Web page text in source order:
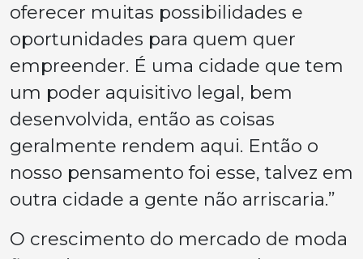
oferecer muitas possibilidades e
oportunidades para quem quer
empreender. É uma cidade que tem
um poder aquisitivo legal, bem
desenvolvida, então as coisas
geralmente rendem aqui. Então o
nosso pensamento foi esse, talvez em
outra cidade a gente não arriscaria.”
O crescimento do mercado de moda